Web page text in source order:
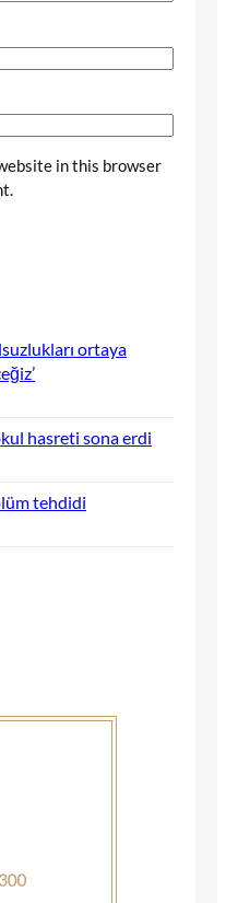
in this browser
ortaya
hasreti sona erdi
tehdidi